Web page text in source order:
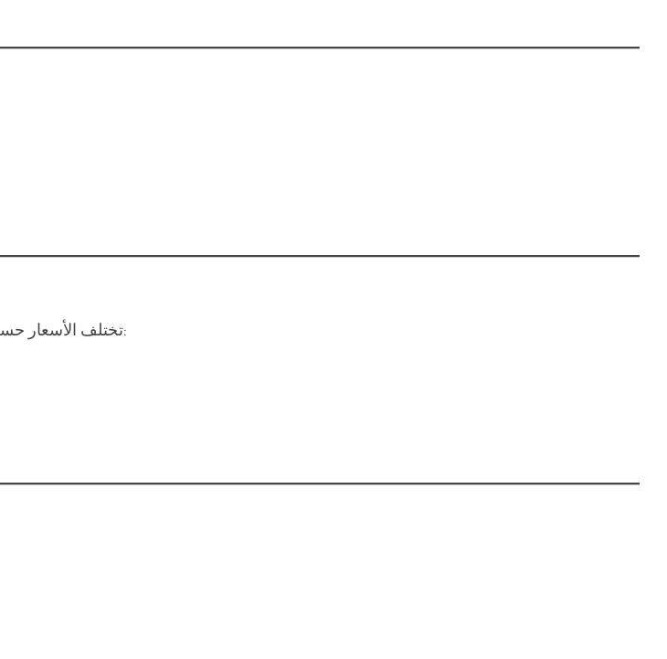
تختلف الأسعار حسب نوع الحمولة والمسافة ومدة الاستخدام، ولكن فيما يلي متوسط الأسعار الشائعة: